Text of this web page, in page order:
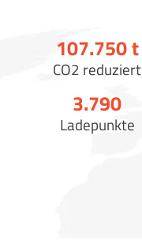
107.750t
CO2 reduziert
3.790
Ladepunkte